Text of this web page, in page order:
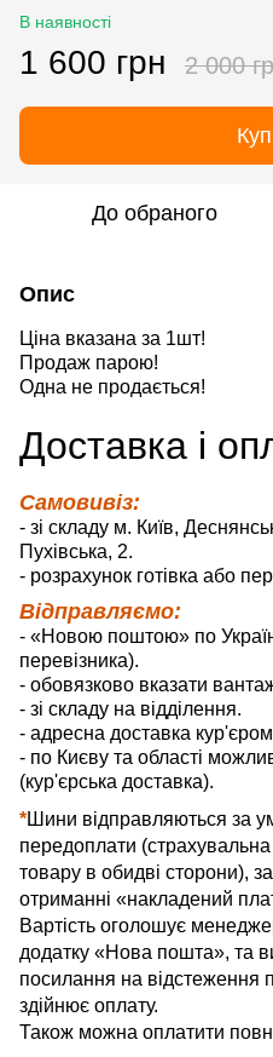
В наявності
1 600 грн 2 000
До обраного
Опис
Ціна вказана за 1шт!
Продаж парою!
Одна не продається!
Доставка і
Самовивіз:
- зі складу м. Київ,
Пухівська, 2.
- розрахунок готівка або
Відправляємо:
- «Новою поштою» по
перевізника).
- обовязково вказати
- зі складу на відділення.
- адресна доставка
- по Києву та області
(кур'єрська доставка).
*Шини відправляються за
передоплати
товару в обидві сторони),
отриманні «накладений
Вартість оголошує
додатку «Нова пошта», та
посилання на відстеження
здійнює оплату.
Також можна оплатити